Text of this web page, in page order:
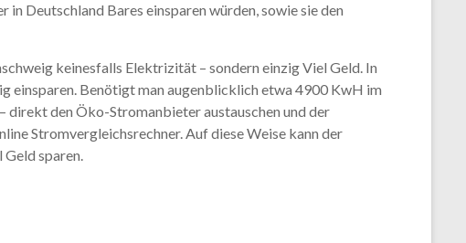
Deutschland Bares einsparen würden, sowie sie den
keinesfalls Elektrizität – sondern einzig Viel Geld. In
einsparen. Benötigt man augenblicklich etwa 4900 KwH im
direkt den Öko-Stromanbieter austauschen und der
Stromvergleichsrechner. Auf diese Weise kann der
sparen.